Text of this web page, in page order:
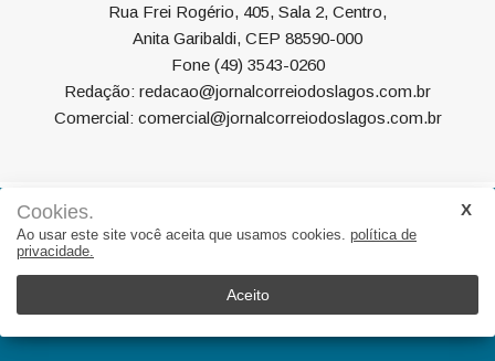
Rua Frei Rogério, 405, Sala 2, Centro,
Anita Garibaldi, CEP 88590-000
Fone (49) 3543-0260
Redação: redacao@jornalcorreiodoslagos.com.br
Comercial: comercial@jornalcorreiodoslagos.com.br
Geral Política Economia Saúde
Variedades
Eventos
Cookies.
Ao usar este site você aceita que usamos cookies. política de
privacidade.
Aceito